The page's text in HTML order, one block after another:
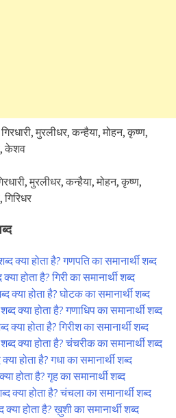
गिरधारी, मुरलीधर, कन्हैया, मोहन, कृष्ण,
केशव
मुरलीधर, कन्हैया, मोहन, कृष्ण,
गिरिधर
क्या होता है? गणपति का समानार्थी शब्द
क्या होता है? गिरी का समानार्थी शब्द
क्या होता है? घोटक का समानार्थी शब्द
क्या होता है? गणाधिप का समानार्थी शब्द
क्या होता है? गिरीश का समानार्थी शब्द
क्या होता है? चंचरीक का समानार्थी शब्द
होता है? गधा का समानार्थी शब्द
होता है? गृह का समानार्थी शब्द
क्या होता है? चंचला का समानार्थी शब्द
क्या होता है? ख़ुशी का समानार्थी शब्द